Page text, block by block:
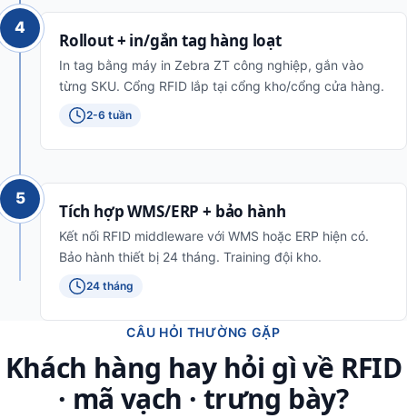
4
Rollout + in/gắn tag hàng loạt
In tag bằng máy in Zebra ZT công nghiệp, gắn vào
từng SKU. Cổng RFID lắp tại cổng kho/cổng cửa hàng.
2-6 tuần
5
Tích hợp WMS/ERP + bảo hành
Kết nối RFID middleware với WMS hoặc ERP hiện có.
Bảo hành thiết bị 24 tháng. Training đội kho.
24 tháng
CÂU HỎI THƯỜNG GẶP
Khách hàng hay hỏi gì về RFID
· mã vạch · trưng bày?